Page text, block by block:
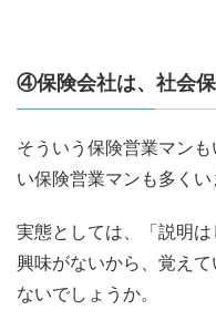
④保険会社は、社会
そういう保険営業マン
い保険営業マンも多くい
実態としては、「説明
興味がないから、覚え
ないでしょうか。